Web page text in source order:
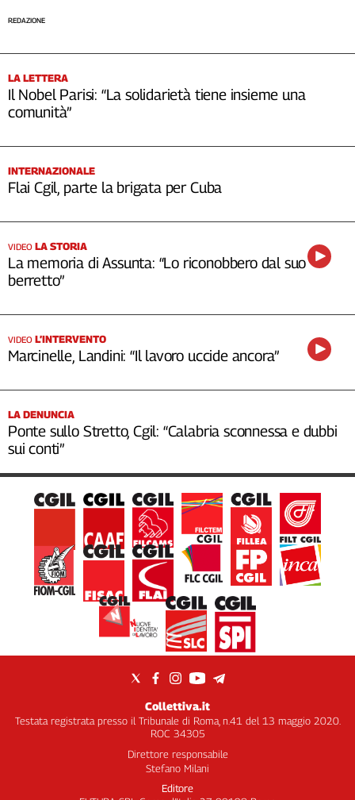
REDAZIONE
LA LETTERA
Il Nobel Parisi: “La solidarietà tiene insieme una
comunità”
INTERNAZIONALE
Flai Cgil, parte la brigata per Cuba
VIDEO LA STORIA
La memoria di Assunta: “Lo riconobbero dal suo
berretto”
VIDEO L’INTERVENTO
Marcinelle, Landini: “Il lavoro uccide ancora”
LA DENUNCIA
Ponte sullo Stretto, Cgil: “Calabria sconnessa e dubbi
sui conti”
Collettiva.it
Testata registrata presso il Tribunale di Roma, n.41 del 13 maggio 2020.
ROC 34305
Direttore responsabile
Stefano Milani
Editore